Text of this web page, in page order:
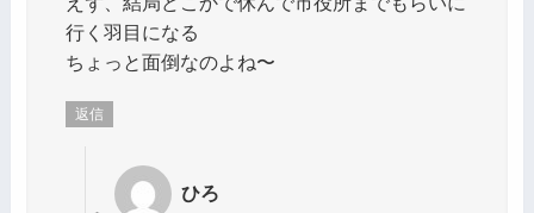
行く羽目になる
ちょっと面倒なのよね〜
返信
ひろ